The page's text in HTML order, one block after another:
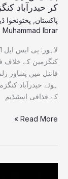
کر حیدرآباد
پاکستان پختونخوا
Muhammad Ibrar
فائنل میں پشاور
ہوئے حیدرآباد
کے قذافی اسٹیڈیم
حیدرآباد
کنگزمین
کو
کی
دعوت
دے
دی
Read More »